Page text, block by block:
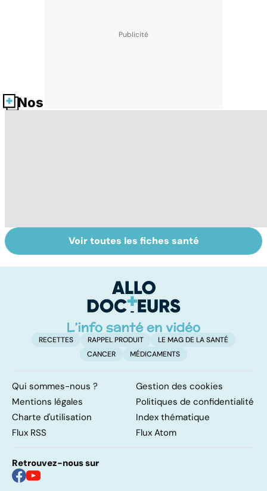
Nos fiches santé
Tout savoir sur
les infections
Inflammation des
amygdales : que
d'angine ?
Voir toutes les fiches santé
RECETTES RAPPEL PRODUIT
LE MAG DE LA SANTÉ
CANCER
MÉDICAMENTS
Qui sommes-nous ?
Gestion des cookies
Mentions légales
Politiques de confidentialité
Charte d'utilisation
Index thématique
Flux RSS
Flux Atom
Retrouvez-nous sur